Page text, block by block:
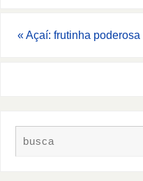
«Açaí: frutinha poderosa